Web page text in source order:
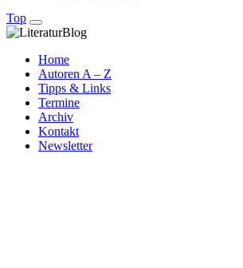
Top
Home
Autoren A – Z
Tipps & Links
Termine
Archiv
Kontakt
Newsletter